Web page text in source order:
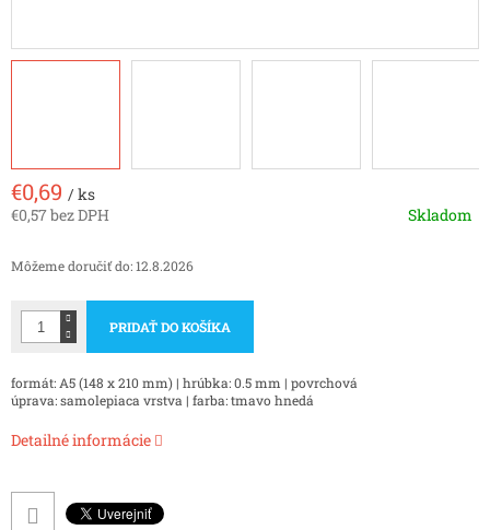
€0,69 / ks
€0,57 bez DPH
cena:
Skladom
Môžeme doručiť do:12.8.2026
PRIDAŤ DO KOŠÍKA
formát: A5 (148 x 210 mm) | hrúbka: 0.5 mm | povrchová
úprava: samolepiaca vrstva | farba: tmavo hnedá
Detailné informácie